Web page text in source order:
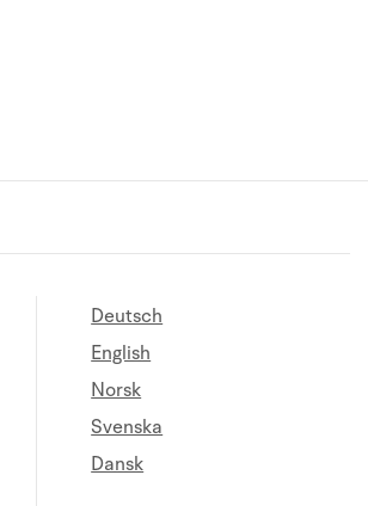
Deutsch
English
Norsk
Svenska
Dansk